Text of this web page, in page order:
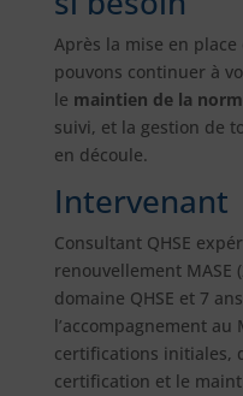
Après la mise en
pouvons continuer à
le maintien de la
suivi, et la gestion de
en découle.
Intervenant
Consultant QHSE
renouvellement MASE
domaine QHSE et 7
l’accompagnement au
certifications initiales,
certification et le